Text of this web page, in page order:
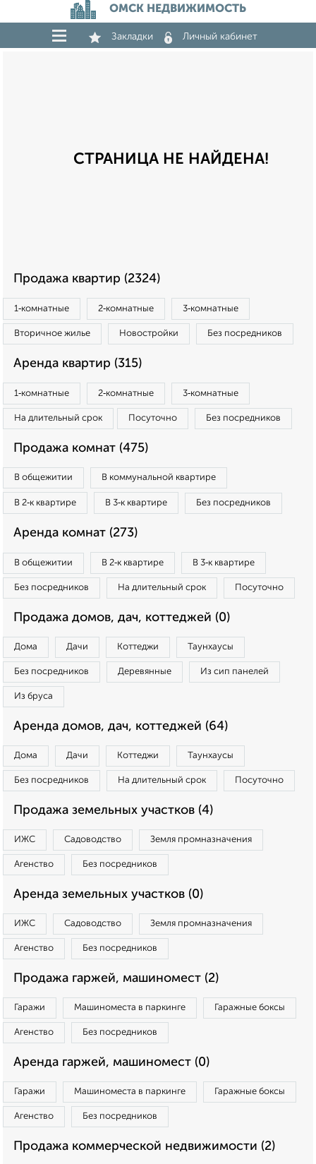
ОМСК НЕДВИЖИМОСТЬ
Закладки Личный кабинет
СТРАНИЦА НЕ НАЙДЕНА!
Продажа квартир (2324)
1‑комнатные 2‑комнатные 3‑комнатные
Вторичное жилье Новостройки Без посредников
Аренда квартир (315)
1‑комнатные 2‑комнатные 3‑комнатные
На длительный срок Посуточно Без посредников
Продажа комнат (475)
В общежитии В коммунальной квартире
В 2‑к квартире В 3‑к квартире Без посредников
Аренда комнат (273)
В общежитии В 2‑к квартире В 3‑к квартире
Без посредников На длительный срок Посуточно
Продажа домов, дач, коттеджей (0)
Дома Дачи Коттеджи Таунхаусы
Без посредников Деревянные Из сип панелей
Из бруса
Аренда домов, дач, коттеджей (64)
Дома Дачи Коттеджи Таунхаусы
Без посредников На длительный срок Посуточно
Продажа земельных участков (4)
ИЖС Садоводство Земля промназначения
Агенство Без посредников
Аренда земельных участков (0)
ИЖС Садоводство Земля промназначения
Агенство Без посредников
Продажа гаржей, машиномест (2)
Гаражи Машиноместа в паркинге Гаражные боксы
Агенство Без посредников
Аренда гаржей, машиномест (0)
Гаражи Машиноместа в паркинге Гаражные боксы
Агенство Без посредников
Продажа коммерческой недвижимости (2)